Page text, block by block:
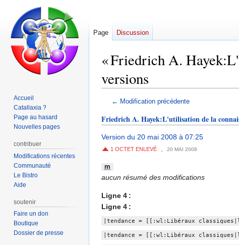
« Friedrich A.
versions
Aller
la
navigation
Aller
la
recherche
← Modification précédente
Friedrich A. Hayek:L'utilisation de la
Version du 20 mai 2008 à 07:25
1 OCTET ENLEVÉ 20 MAI 2008
m
aucun résumé des modifications
Ligne 4 :
Ligne 4 :
|tendance = [[:wl:Libéraux
|tendance = [[:wl:Libéraux
Page Discussion
Accueil
Catallaxia ?
Page au hasard
Nouvelles pages
contribuer
Modifications récentes
Communauté
Le Bistro
Aide
soutenir
Faire un don
Boutique
Dossier de presse